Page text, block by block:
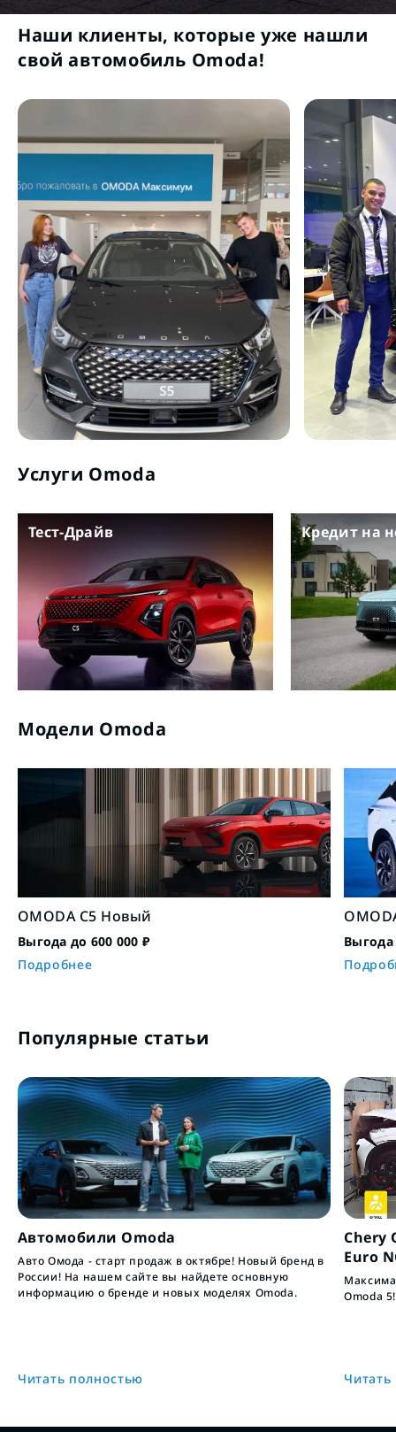
Наши клиенты, которые уже нашли
свой автомобиль Omoda!
Услуги Omoda
Тест-Драйв Кредит на
Модели Omoda
OMODA C5 Новый
Выгода до 600 000 ₽
Подробнее
Выгода
Популярные статьи
Автомобили Omoda
Авто Омода - старт продаж в октябре! Новый бренд в
России! На нашем сайте вы найдете основную
информацию о бренде и новых моделях Omoda.
Читать полностью
Chery
Euro
Omoda